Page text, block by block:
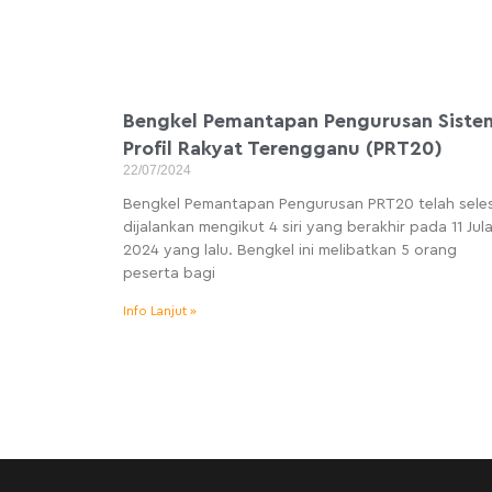
Bengkel Pemantapan Pengurusan
Profil Rakyat Terengganu (PRT20)
22/07/2024
Bengkel Pemantapan Pengurusan PRT20 telah
dijalankan mengikut 4 siri yang berakhir pada 11
2024 yang lalu. Bengkel ini melibatkan 5 orang
peserta bagi
Info Lanjut »